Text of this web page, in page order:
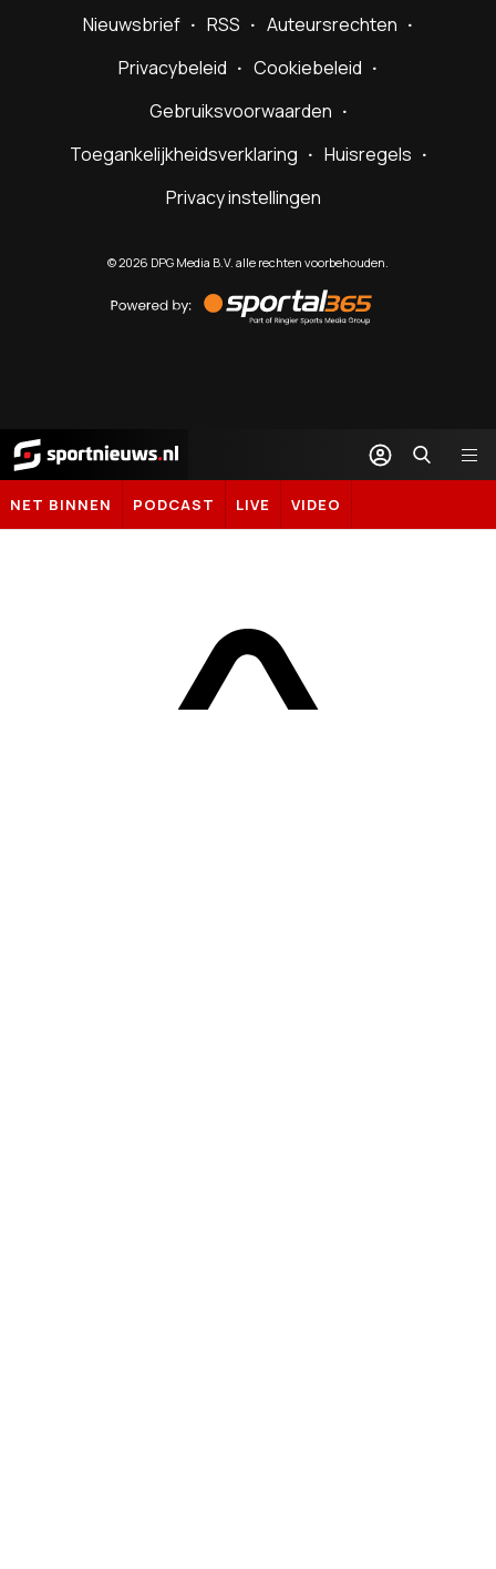
Nieuwsbrief RSS
Auteursrechten
Privacybeleid
Cookiebeleid
Gebruiksvoorwaarden
Toegankelijkheidsverklaring
Huisregels
Privacy instellingen
©2026 DPG Media B.V. alle rechten voorbehouden.
by
Sportal365
Sportnieuws.nl
NET BINNEN PODCAST LIVE VIDEO